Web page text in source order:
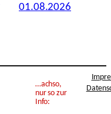
01.08.2026
…achso,
nur so zur
Info: